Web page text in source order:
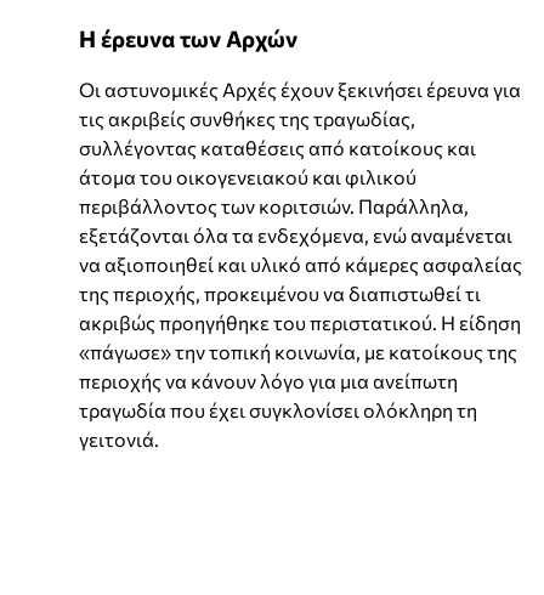
H έρευνα των Αρχών
Οι αστυνομικές Αρχές έχουν ξεκινήσει έρευνα για
τις ακριβείς συνθήκες της τραγωδίας,
συλλέγοντας καταθέσεις από κατοίκους και
άτομα του οικογενειακού και φιλικού
περιβάλλοντος των κοριτσιών. Παράλληλα,
εξετάζονται όλα τα ενδεχόμενα, ενώ αναμένεται
να αξιοποιηθεί και υλικό από κάμερες ασφαλείας
της περιοχής, προκειμένου να διαπιστωθεί τι
ακριβώς προηγήθηκε του περιστατικού. Η είδηση
«πάγωσε» την τοπική κοινωνία, με κατοίκους της
περιοχής να κάνουν λόγο για μια ανείπωτη
τραγωδία που έχει συγκλονίσει ολόκληρη τη
γειτονιά.